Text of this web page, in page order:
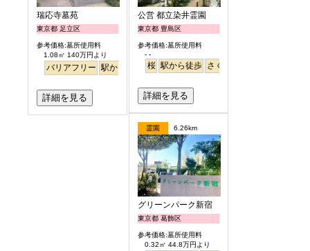
瑞応寺墓苑
東京都 足立区
参考価格:墓所使用料
1.08㎡ 140万円より
バリアフリー 駅から徒歩
詳細を見る
公営 都立染井霊園
東京都 豊島区
参考価格:墓所使用料
- -
桜 駅から徒歩 さくら
詳細を見る
霊園 6.26km
グリーンパーク新宿
東京都 葛飾区
参考価格:墓所使用料
0.32㎡ 44.8万円より